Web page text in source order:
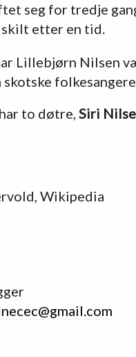
seg for tredje
skilt etter en tid.
Lillebjørn Nilsen
to døtre, Siri
Wikipedia